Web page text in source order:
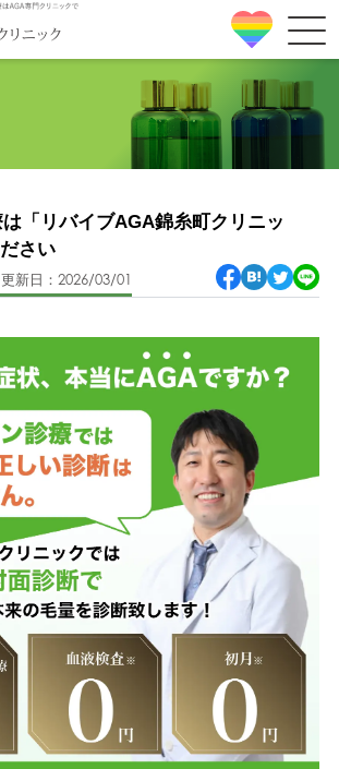
「リバイブAGA錦糸町クリニッ
さい
更新日：2026/03/01